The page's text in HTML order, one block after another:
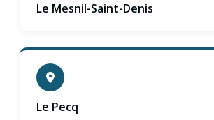
Le Mesnil-Saint-Denis
Le Pecq